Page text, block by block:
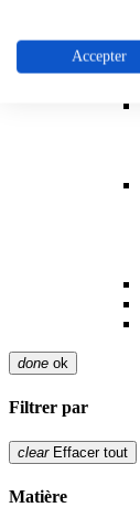
done ok
Filtrer par
clear Effacer tout
Matière
Accepter